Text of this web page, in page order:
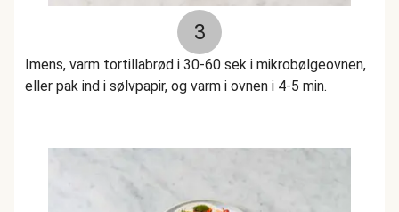
3
Imens, varm tortillabrød i 30-60 sek i mikrobølgeovnen,
eller pak ind i sølvpapir, og varm i ovnen i 4-5 min.